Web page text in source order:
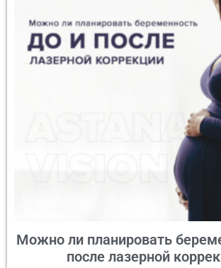
Можно ли планировать
после лазерной